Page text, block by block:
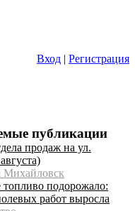
Вход | Регистрация
публикации
продаж на ул.
Михайловск
подорожало:
работ выросла